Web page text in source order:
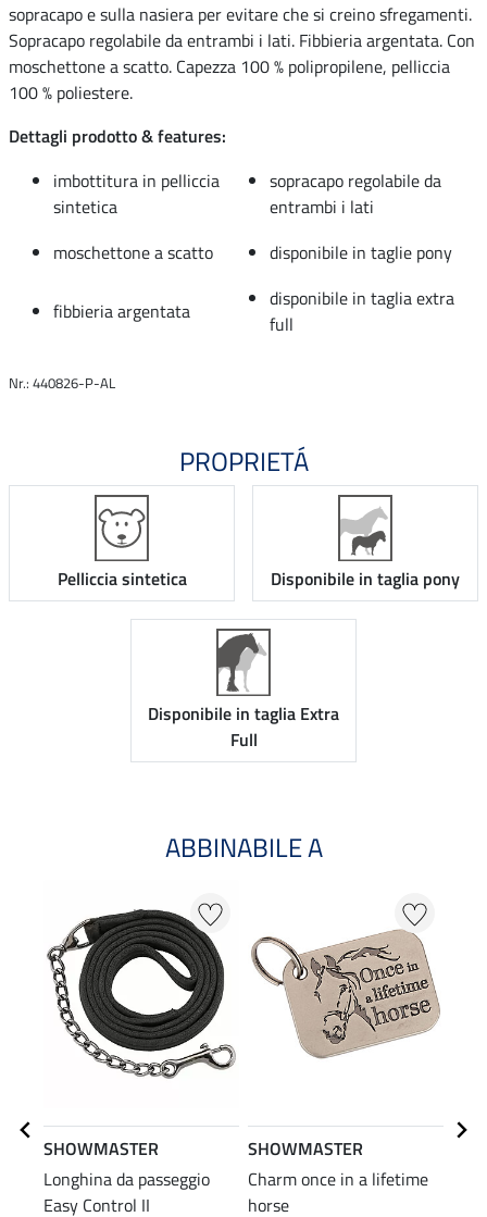
sopracapo e sulla nasiera per evitare che si creino sfregamenti.
Sopracapo regolabile da entrambi i lati. Fibbieria argentata. Con
moschettone a scatto. Capezza 100 % polipropilene, pelliccia
100 % poliestere.
Dettagli prodotto & features:
imbottitura in pelliccia
sintetica
sopracapo regolabile da
entrambi i lati
moschettone a scatto
disponibile in taglie pony
fibbieria argentata
disponibile in taglia extra
full
Nr.: 440826-P-AL
PROPRIETÁ
Pelliccia sintetica Disponibile in taglia pony
Disponibile in taglia Extra
Full
ABBINABILE A
SHOWMASTER
Longhina da passeggio
Easy Control II
SHOWMASTER
Charm once in a lifetime
horse